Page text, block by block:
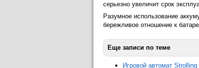
серьезно увеличит срок
Разумное использование
бережливое отношение к
Еще записи по теме
Игровой автомат